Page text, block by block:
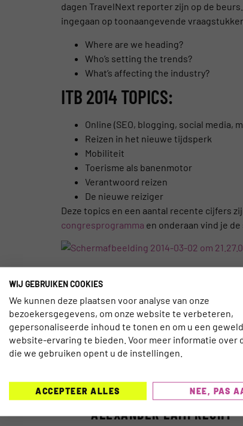
dagen TravelNext reporter zijn op de
ingegaan op toonaangevende
Where are we heading?
Who’s setting the trends?
What’s affecting the industry?
ITB 2014 TOPICS:
Online (SEO, blogging, social media,
Reizen in het nieuwe tijdsperk
Mobiliteit
Toerisme als banenmotor
Verantwoord reizen
De nieuwe reiziger
Deze topics en een aantal recente cijfers
congresprogramma en onderaan vind je
VOLG TRAVELNEXT
Natuurlijk zijn wij tijdens de beurs te
Alexander@ALecturyook tijdens de
Als gastblogger hebben we
gedurende haar aanwezigheid op de ITB
ALEXANDER LAMPRECHT
WIJ GEBRUIKEN COOKIES
We kunnen deze plaatsen voor analyse van onze
bezoekersgegevens, om onze website te verbeteren,
gepersonaliseerde inhoud te tonen en om u een
website-ervaring te bieden. Voor meer informatie over
die we gebruiken opent u de instellingen.
ACCEPTEER ALLES NEE, PAS